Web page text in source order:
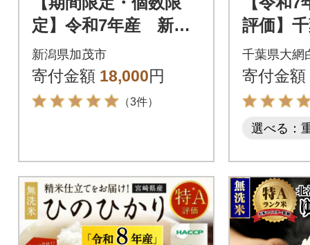
定】令和7年産 新之
助 精米10kg(5kg×2
袋) 特別企画
新潟県加茂市
寄付金額 18,000円
（3件）
評価】
ヒカリ
g×2袋)
千葉県大網
寄付金額
選べる：